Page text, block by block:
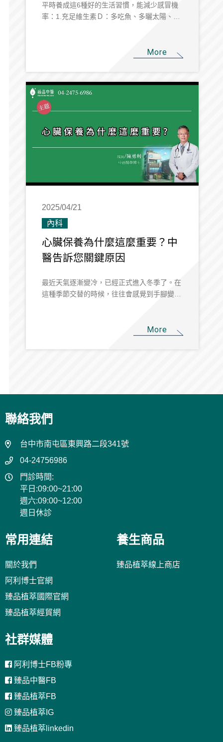
平時養成這6種好的生活習慣，能減少感冒機
率：1.充足維生素Ｄ：多吃魚、多曬太陽、就
分，來保持免疫系統正常運轉。3.少熬夜：睡
大會減弱免疫能力。5.養成洗手好習慣：病從
口入，常洗手、自然減少病菌進入人體。6.多
運動：多運動、血液循環好、免疫能力自然也
就跟著提高。
More
2025/04/21
內科
心臟保養為什麼這麼重要？中
醫告訴您關鍵原因
最近天氣逐漸變冷，已經正式進入冬季了。在
這種季節交替的時候，往往會感覺到手腳變得
的影響，因此今天想跟大家聊聊中醫眼中的
時候更要好好重視。
More
聯絡我們
台中市南屯區東興路二段341號
04-24756986
門診時間:
平日:09:00~21:00
週六:09:00~12:00
週日休診
常用連結
關於我們
阿利博士官網
臻品植萃國際官網
臻品植萃經貿網
養生商品
臻品植萃線上商店
社群媒體
阿利博士FB粉專
臻品中醫FB
臻品植萃FB
臻品植萃IG
臻品植萃linkedin